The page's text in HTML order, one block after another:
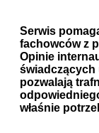
Serwis
fachowców z
Opinie
świadczących
pozwalają
właśnie